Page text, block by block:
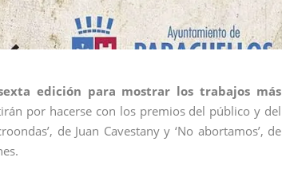
edición para mostrar los trabajos más
por hacerse con los premios del público y del
de Juan Cavestany y ‘No abortamos’, de